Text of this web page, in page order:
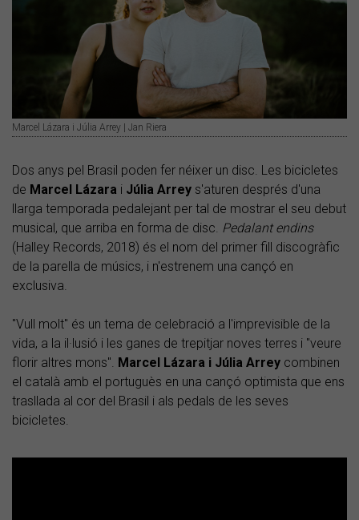
Marcel Lázara i Júlia Arrey | Jan Riera
Dos anys pel Brasil poden fer néixer un disc. Les bicicletes
de Marcel Lázara i Júlia Arrey s'aturen després d'una
llarga temporada pedalejant per tal de mostrar el seu debut
musical, que arriba en forma de disc. Pedalant endins
(Halley Records, 2018) és el nom del primer fill discogràfic
de la parella de músics, i n'estrenem una cançó en
exclusiva.
"Vull molt" és un tema de celebració a l'imprevisible de la
vida, a la il·lusió i les ganes de trepitjar noves terres i "veure
florir altres mons". Marcel Lázara i Júlia Arrey combinen
el català amb el portuguès en una cançó optimista que ens
trasllada al cor del Brasil i als pedals de les seves
bicicletes.